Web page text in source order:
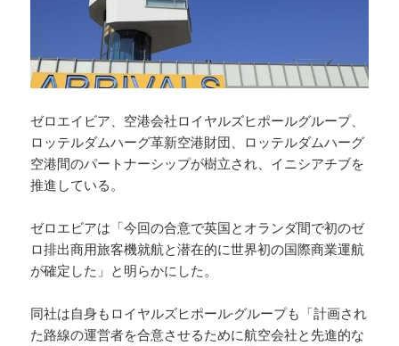
ゼロエイビア、空港会社ロイヤルズヒポールグループ、
ロッテルダムハーグ革新空港財団、ロッテルダムハーグ
空港間のパートナーシップが樹立され、イニシアチブを
推進している。
ゼロエビアは「今回の合意で英国とオランダ間で初のゼ
ロ排出商用旅客機就航と潜在的に世界初の国際商業運航
が確定した」と明らかにした。
同社は自身もロイヤルズヒポール·グループも「計画され
た路線の運営者を合意させるために航空会社と先進的な